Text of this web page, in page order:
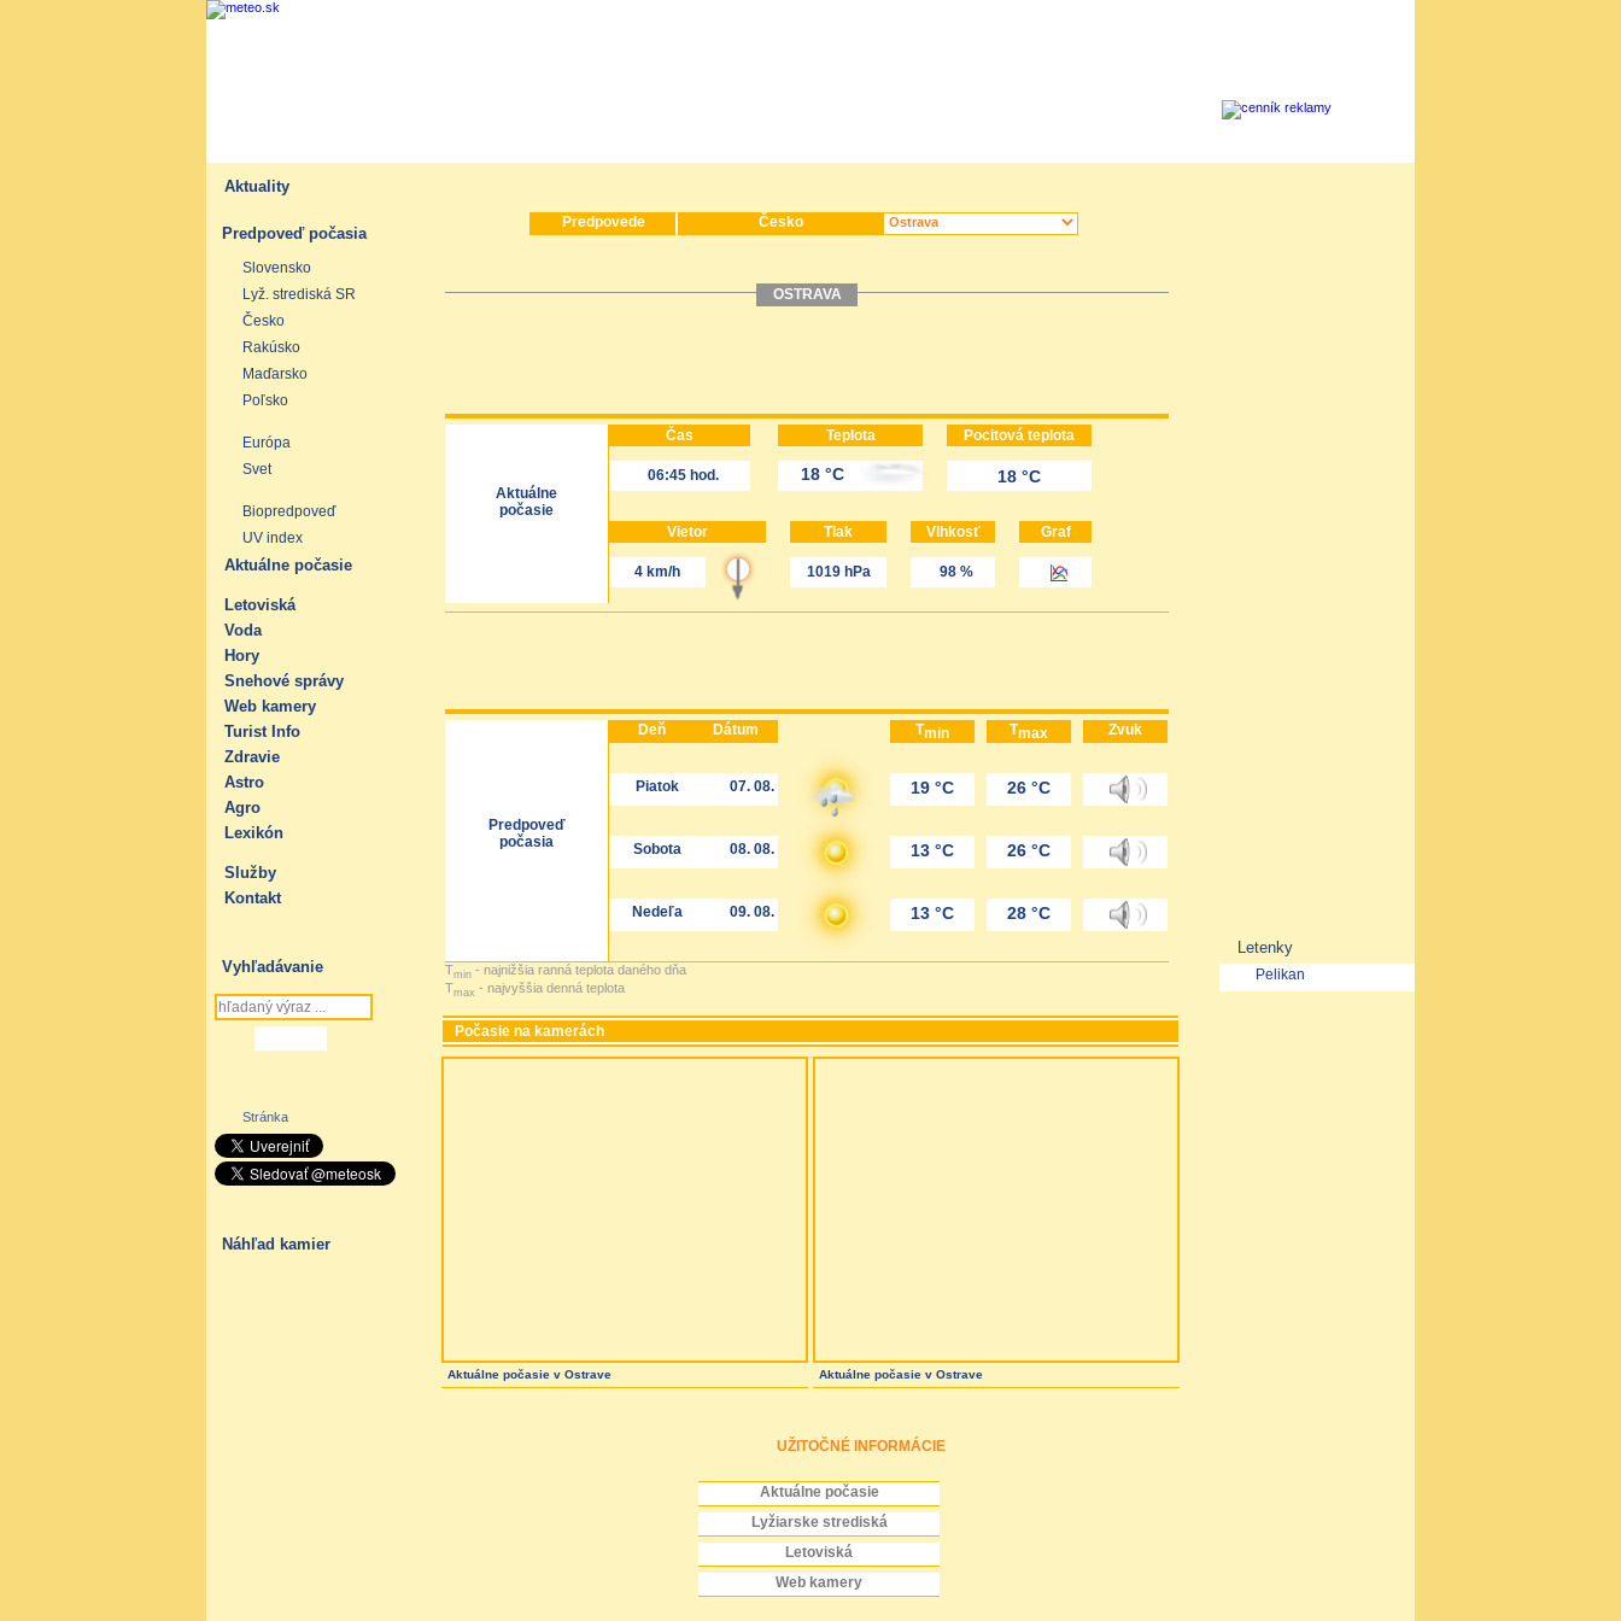
Aktuality
Predpoveď počasia
Slovensko
Lyž. strediská SR
Česko
Rakúsko
Maďarsko
Poľsko
Európa
Svet
Biopredpoveď
UV index
Aktuálne počasie
Letoviská
Voda
Hory
Snehové správy
Web kamery
Turist Info
Zdravie
Astro
Agro
Lexikón
Služby
Kontakt
Vyhľadávanie
Stránka
Náhľad kamier
Predpovede Česko
OSTRAVA
Aktuálne
počasie
Čas
06:45 hod.
Teplota
18 °C
Pocitová teplota
18 °C
Vietor
4 km/h
Tlak
1019 hPa
Vlhkosť
98 %
Graf
Predpoveď
počasia
Deň Dátum Tmin Tmax Zvuk
Piatok 07. 08. 19 °C 26 °C
Sobota 08. 08. 13 °C 26 °C
Nedeľa 09. 08. 13 °C 28 °C
Tmin - najnižšia ranná teplota daného dňa
Tmax - najvyššia denná teplota
Počasie na kamerách
Aktuálne počasie v Ostrave Aktuálne počasie v Ostrave
UŽITOČNÉ INFORMÁCIE
Aktuálne počasie
Lyžiarske strediská
Letoviská
Web kamery
Letenky
Pelikan